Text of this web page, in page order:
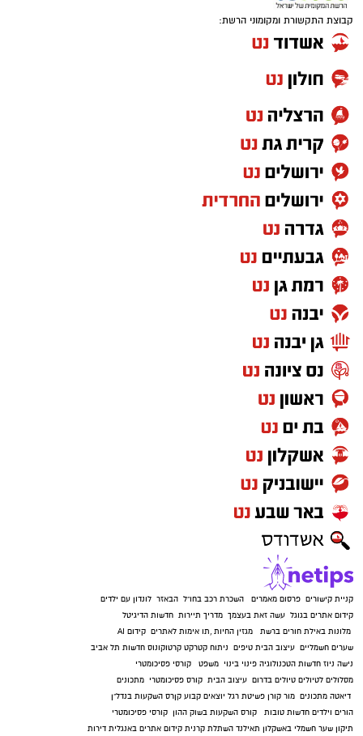
קרדיט תמונה magnific
למה דווקא מערכת סולארית קרקעית
כאשר שטח הגג אינו מספיק או שאינו מתאים
להתקנת פאנלים, הקרקע יכולה להפוך למשאב
משמעותי לייצור אנרגיה
קרקעית מאפשרת לתכנן את מיקום הפאנלים
בצורה מיטבית, להתאים את זוויות ההתקנה לתנאי
השטח ולבצע תחזוקה נגישה יותר לאורך זמן.
בנוסף, מערכות קרקעיות מאפשרות במקרים רבים
הרחבה עתידית, בהתאם לצורכי האנרגיה של
האתר. זו אחת הסיבות לכך שהן נפוצות במשקים
חקלאיים, במפעלים, באזורי תעשייה ובפרויקטים
מסחריים שבהם נדרש הספק גבוה יחסית. ככל
שהתכנון מבוצע בצורה מקצועית יותר כבר בשלבים
הראשונים, כך ניתן לשפר את תפוקת האנרגיה
ולמצות את הפוטנציאל של השטח לאורך שנים
מעבר לייצור חשמל: למה יותר מערכות משלבות
אגירה
בשנים האחרונות לא מספיק רק לייצר חשמל. יותר
קבוצת התקשורת ומקומוני הרשת:
קניית קישורים פרסום מאמרים השכרת רכב בחו"ל הבאזר לונדון עם ילדים
קידום אתרים בגוגל עשה זאת בעצמך מדריך תיירות חדשות הדיגיטל
מלונות באילת חורים ברשת מגזין החיות ,תו אימות לאתרים קידום AI
שערים חשמליים עיצוב הבית טיפים ניתוח קטרקט קרטוקונוס חדשות תל אביב
נישה ניוז חדשות הטכנולוגיה פינוי בינוי משפט
קורסי פסיכומטרי
מסלולים לטיולים טיולים בדרום עיצוב הבית קורס פסיכומטרי מתכונים
דיאטה מתכונים מור קורן פשיטת רגל יוצאים קבוע קןרס השקעות בנדל"ן
הורים וילדים חדשות טובות קורס השקעות בשוק ההון קורסי פסיכומטרי
תיקון שער חשמלי באשקלון תאילנד השתלת קרנית קידום אתרים באנגלית דירות